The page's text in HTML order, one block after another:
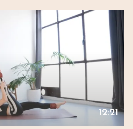
12:21